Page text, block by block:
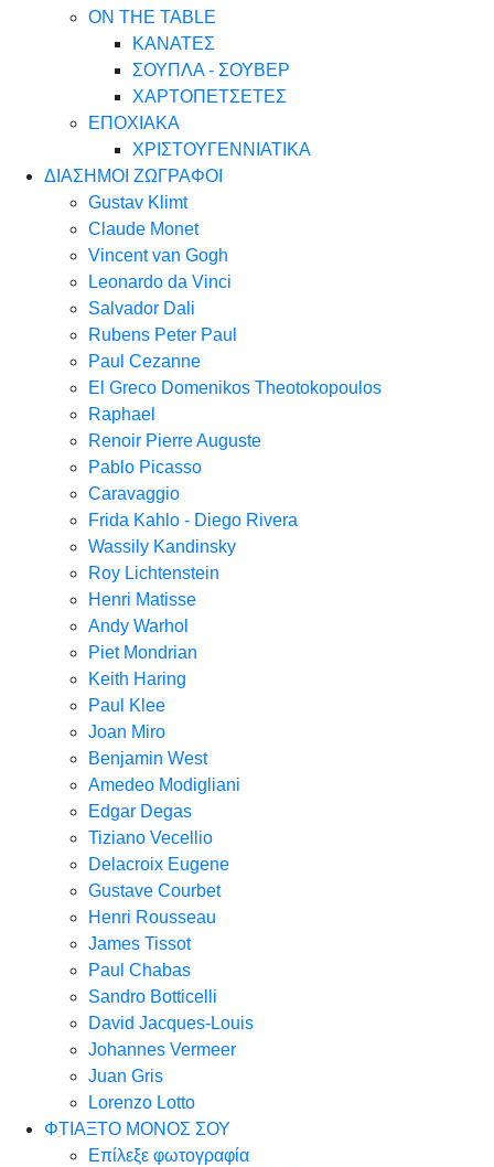
ON THE TABLE
ΚΑΝΑΤΕΣ
ΣΟΥΠΛΑ - ΣΟΥΒΕΡ
ΧΑΡΤΟΠΕΤΣΕΤΕΣ
ΕΠΟΧΙΑΚΑ
ΧΡΙΣΤΟΥΓΕΝΝΙΑΤΙΚΑ
ΔΙΑΣΗΜΟΙ ΖΩΓΡΑΦΟΙ
Gustav Klimt
Claude Monet
Vincent van Gogh
Leonardo da Vinci
Salvador Dali
Rubens Peter Paul
Paul Cezanne
El Greco Domenikos Theotokopoulos
Raphael
Renoir Pierre Auguste
Pablo Picasso
Caravaggio
Frida Kahlo - Diego Rivera
Wassily Kandinsky
Roy Lichtenstein
Henri Matisse
Andy Warhol
Piet Mondrian
Keith Haring
Paul Klee
Joan Miro
Benjamin West
Amedeo Modigliani
Edgar Degas
Tiziano Vecellio
Delacroix Eugene
Gustave Courbet
Henri Rousseau
James Tissot
Paul Chabas
Sandro Botticelli
David Jacques-Louis
Johannes Vermeer
Juan Gris
Lorenzo Lotto
ΦΤΙΑΞΤΟ ΜΟΝΟΣ ΣΟΥ
Επίλεξε φωτογραφία